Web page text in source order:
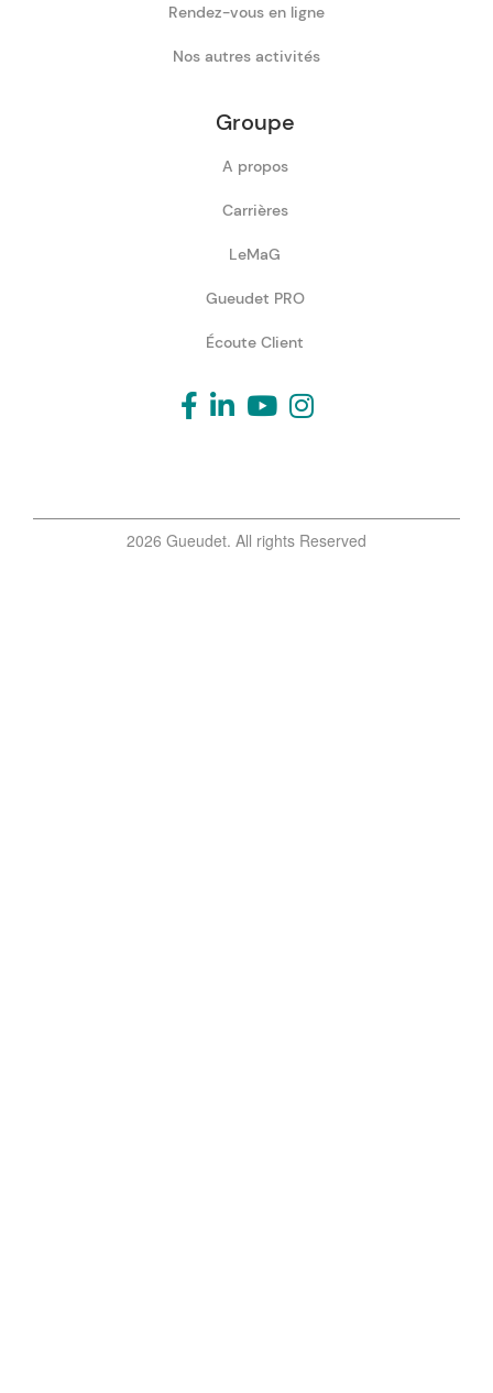
Rendez-vous en ligne
Nos autres activités
Groupe
A propos
Carrières
LeMaG
Gueudet PRO
Écoute Client
2026 Gueudet. All rights Reserved